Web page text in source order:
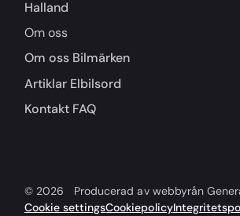
Halland
Om oss
Om oss Bilmärken
Artiklar Elbilsord
Kontakt FAQ
© 2026
Producerad av webbyrån
Cookie settingsCookiepolicy